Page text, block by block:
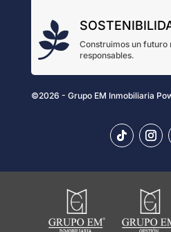

Construimos un
responsables.
©2026 - Grupo EM Inmobiliaria